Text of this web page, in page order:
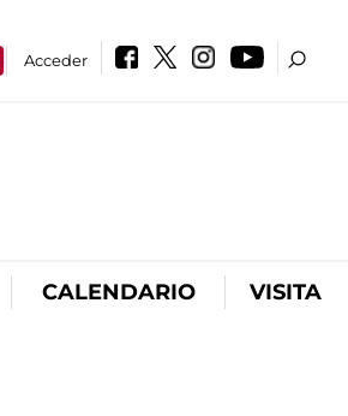
Acceder
CALENDARIO VISITA